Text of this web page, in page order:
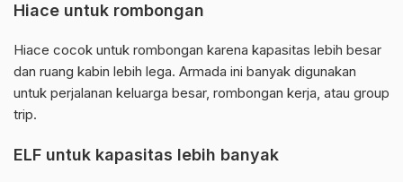
Hiace untuk rombongan
Hiace cocok untuk rombongan karena kapasitas lebih besar
dan ruang kabin lebih lega. Armada ini banyak digunakan
untuk perjalanan keluarga besar, rombongan kerja, atau group
trip.
ELF untuk kapasitas lebih banyak